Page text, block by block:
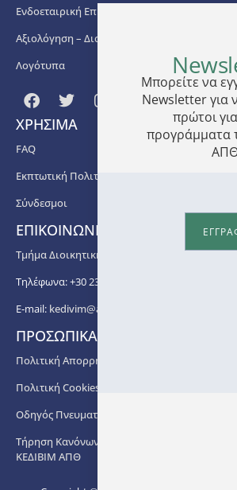
Ενδοεταιρική Επιμόρφωση
Αξιολόγηση – Διασφάλιση Ποιότητας
Λογότυπα
ΧΡΗΣΙΜΑ
FAQ
Εκπτωτική Πολιτική
Σύνδεσμοι
ΕΠΙΚΟΙΝΩΝΙΑ
Τμήμα Διοικητικής Υποστήριξης ΚΕΔΙΒΙΜ
Τηλέφωνα: +30 2310 99 67 -76, -88, -82, -83, -81
E-mail: kedivim@auth.gr
ΠΡΟΣΩΠΙΚΑ ΔΕΔΟΜΕΝΑ
Πολιτική Απορρήτου
Πολιτική Cookies
Οδηγός Πνευματικής Ιδιοκτησίας ΑΠΘ
Τήρηση Κανόνων στο πλαίσιο Διδασκαλίας
ΚΕΔΙΒΙΜ ΑΠΘ
Μπορείτε να
Newsletter για
πρώτοι
προγράμματα